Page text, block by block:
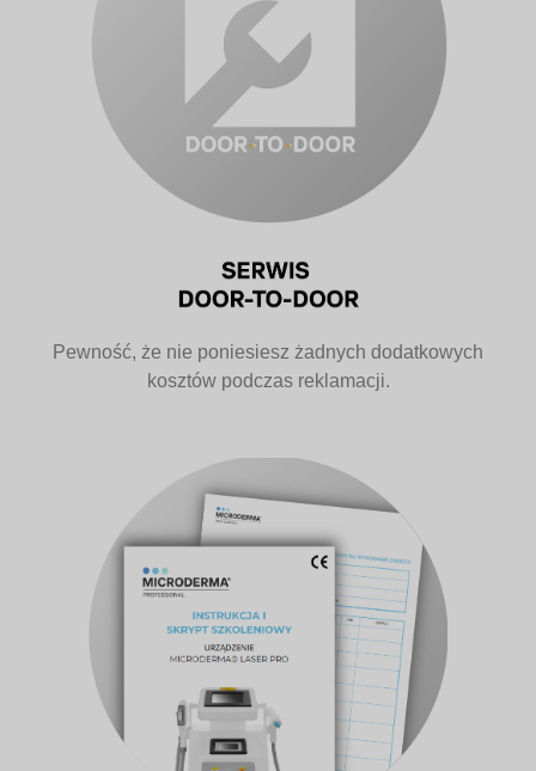
Pewność, że nie poniesiesz żadnych dodatkowych
kosztów podczas reklamacji.